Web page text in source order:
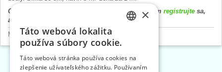
Cena výrobku sa zobrazí až po prihlásení. Prosím registrujte sa,
alebo
Metráže> Organzy
ENGLISH
×
Táto webová lokalita
používa súbory cookie.
Táto webová stránka používa cookies na
zlepšenie užívateľského zážitku. Používaním